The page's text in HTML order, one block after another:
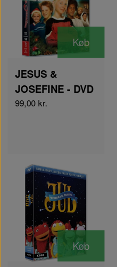
Køb
JESUS &
JOSEFINE - DVD
99,00 kr.
Køb